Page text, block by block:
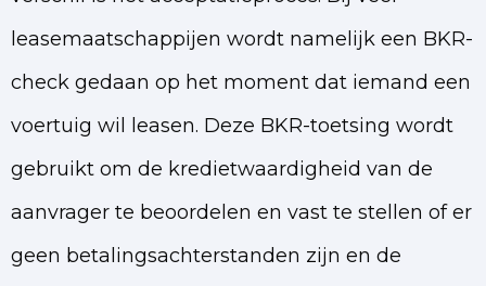
leasemaatschappijen wordt namelijk een BKR-
check gedaan op het moment dat iemand een
voertuig wil leasen. Deze BKR-toetsing wordt
gebruikt om de kredietwaardigheid van de
aanvrager te beoordelen en vast te stellen of er
geen betalingsachterstanden zijn en de